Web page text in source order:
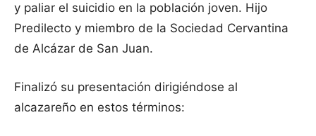
y paliar el suicidio en la población joven. Hijo
Predilecto y miembro de la Sociedad Cervantina
de Alcázar de San Juan.
Finalizó su presentación dirigiéndose al
alcazareño en estos términos: